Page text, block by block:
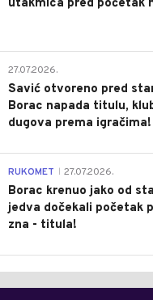
utakmica pred početak
27.07.2026.
Savić otvoreno pred
Borac napada titulu,
dugova prema igračima!
RUKOMET 27.07.2026.
Borac krenuo jako od
jedva dočekali početak
zna - titula!